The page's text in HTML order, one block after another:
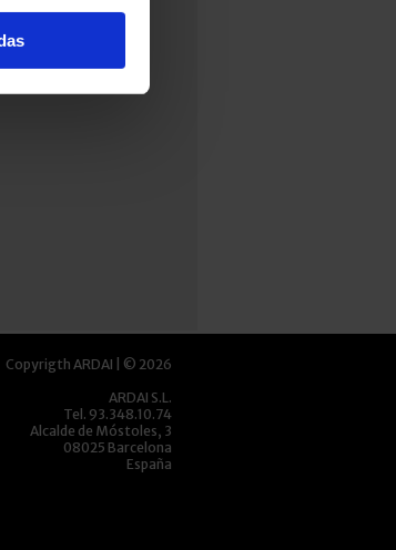
Copyrigth ARDAI | © 2026
ARDAI S.L.
Tel. 93.348.10.74
Alcalde de Móstoles, 3
08025 Barcelona
España